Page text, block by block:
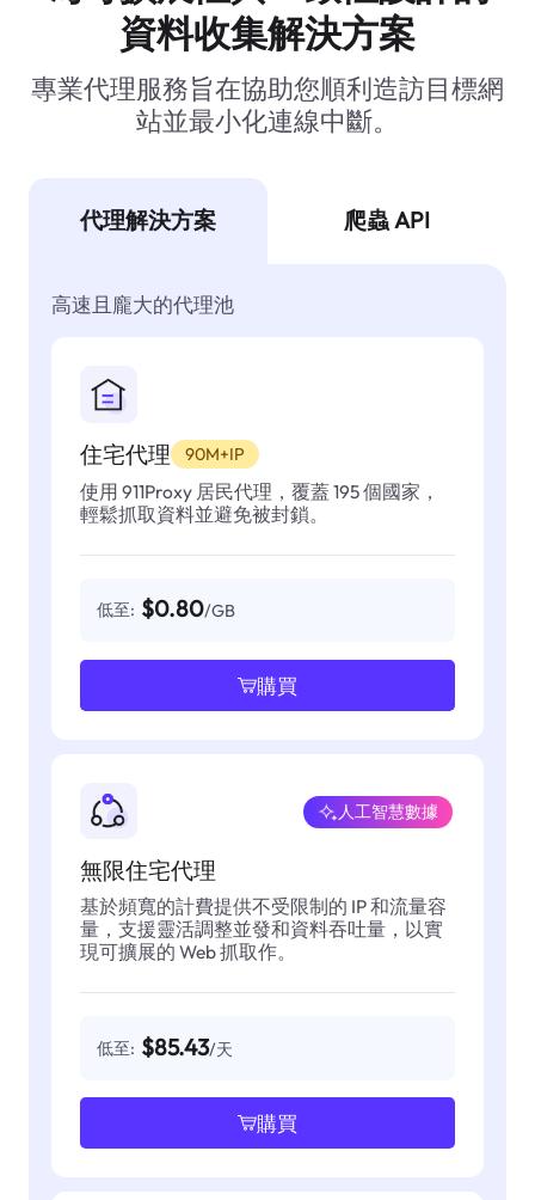
資料收集解決方案
專業代理服務旨在協助您順利造訪目標網
站並最小化連線中斷。
代理解決方案 爬蟲 API
高速且龐大的代理池
住宅代理 90M+IP
使用 911Proxy 居民代理，覆蓋 195 個國家，
輕鬆抓取資料並避免被封鎖。
低至: $0.80/GB
購買
無限住宅代理
人工智慧數據
基於頻寬的計費提供不受限制的 IP 和流量容
量，支援靈活調整並發和資料吞吐量，以實
現可擴展的 Web 抓取作。
低至: $85.43/天
購買